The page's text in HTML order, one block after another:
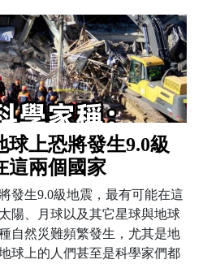
上恐將發生9.0級
這兩個國家
發生9.0級地震，最有可能在這
陽、月球以及其它星球與地球
自然災難頻繁發生，尤其是地
球上的人們甚至是科學家們都